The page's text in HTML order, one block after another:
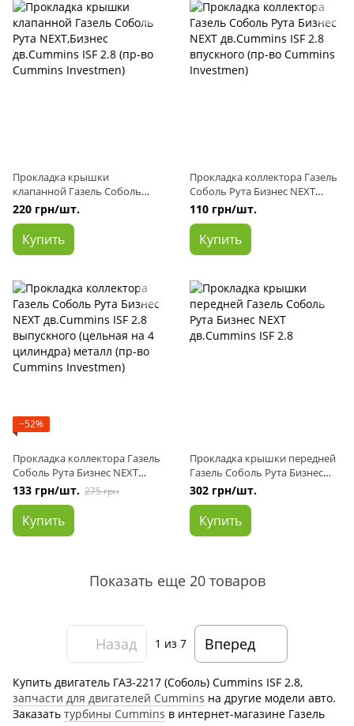
Прокладка крышки
клапанной Газель Соболь
Рута NEXT,Бизнес дв.Cummins
ISF 2.8 (пр-во Cummins
Investmen)
220 грн/шт.
Купить
Прокладка коллектора Газель
Соболь Рута Бизнес NEXT
дв.Cummins ISF 2.8 впускного
(пр-во Cummins Investmen)
110 грн/шт.
Купить
−52%
Прокладка коллектора Газель
Соболь Рута Бизнес NEXT
дв.Cummins ISF 2.8
выпускного (цельная на 4
цилиндра) металл (пр-во
Cummins Investmen)
133 грн/шт. 275 грн
Купить
Прокладка крышки передней
Газель Соболь Рута Бизнес
NEXT дв.Cummins ISF 2.8
302 грн/шт.
Купить
Показать еще 20 товаров
Назад 1 из 7 Вперед
Купить двигатель ГАЗ-2217 (Соболь) Cummins ISF 2.8,
запчасти для двигателей Cummins на другие модели авто.
Заказать турбины Cummins в интернет-магазине Газель